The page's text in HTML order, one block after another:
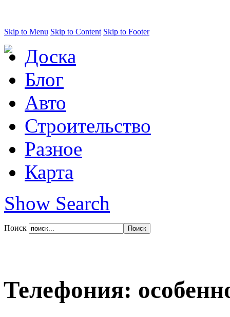
Skip to Menu Skip to Content Skip to Footer
Доска
Блог
Авто
Строительство
Разное
Карта
Show Search
Поиск
Телефония: